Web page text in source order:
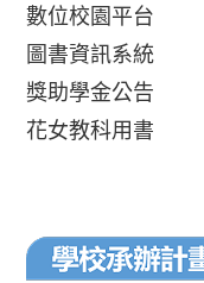
數位校園平台
圖書資訊系統
獎助學金公告
花女教科用書